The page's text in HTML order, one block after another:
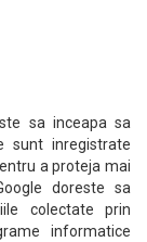
sa inceapa sa
sunt inregistrate
a proteja mai
doreste sa
colectate prin
informatice